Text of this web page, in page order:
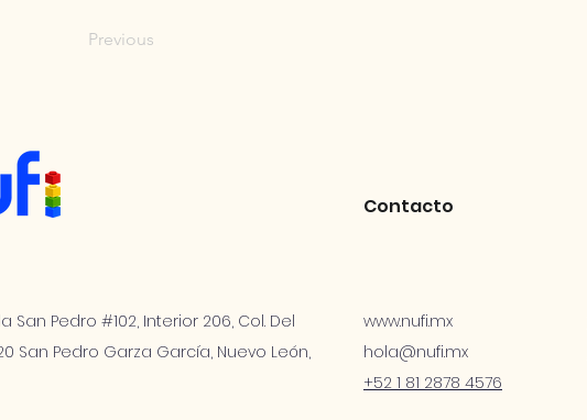
Previous
San Pedro #102, Interior 206, Col. Del
San Pedro Garza García, Nuevo León,
www.nufi.mx
hola@nufi.mx
+52 1 81 2878 4576
Contacto